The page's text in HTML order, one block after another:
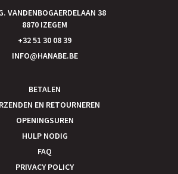
VANDENBOGAERDELAAN 38
8870 IZEGEM
+32 51 30 08 39
INFO@HANABE.BE
BETALEN
EN RETOURNEREN
OPENINGSUREN
HULP NODIG
FAQ
PRIVACY POLICY